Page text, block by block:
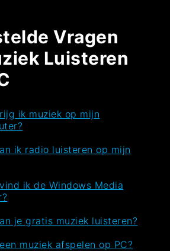
Vragen
Luisteren
ik muziek op mijn
ik radio luisteren op mijn
ik de Windows Media
je gratis muziek luisteren?
muziek afspelen op PC?